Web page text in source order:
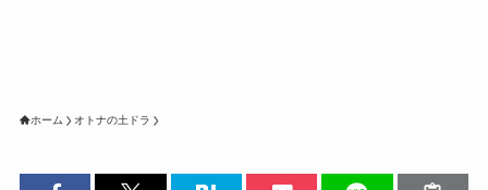
ホーム オトナの土ドラ